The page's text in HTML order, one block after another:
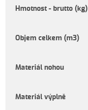
Hmotnost - brutto (kg)
Objem celkem (m3)
Materiál nohou
Materiál výplně